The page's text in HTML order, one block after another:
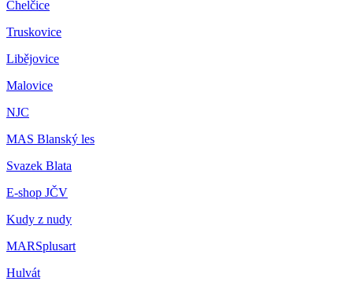
Chelčice
Truskovice
Libějovice
Malovice
NJC
MAS Blanský les
Svazek Blata
E-shop JČV
Kudy z nudy
MARSplusart
Hulvát